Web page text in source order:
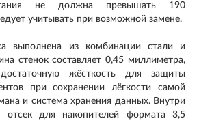
не должна превышать 190
учитывать при возможной замене.
выполнена из комбинации стали и
стенок составляет 0,45 миллиметра,
жёсткость для защиты
при сохранении лёгкости самой
и система хранения данных. Внутри
отсек для накопителей формата 3,5